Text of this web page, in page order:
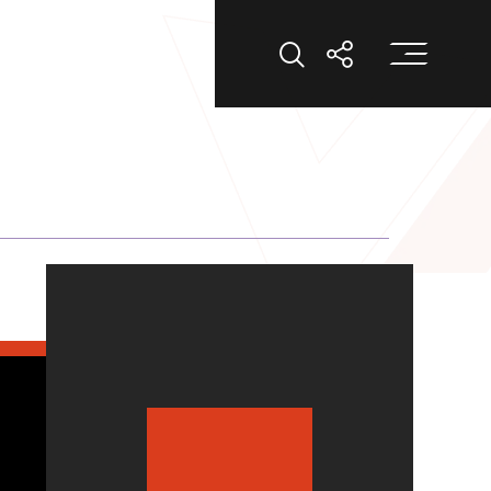
打開搜索打開分享打